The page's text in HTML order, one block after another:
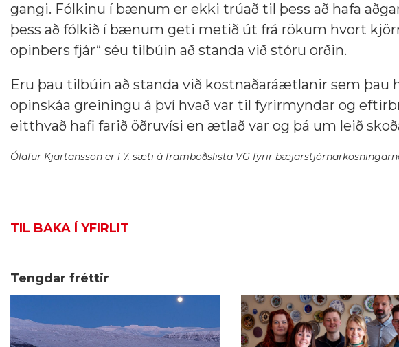
gangi. Fólkinu í bænum er ekki trúað til þess að hafa
þess að fólkið í bænum geti metið út frá rökum hvort
opinbers fjár“ séu tilbúin að standa við stóru orðin.
Eru þau tilbúin að standa við kostnaðaráætlanir sem
opinskáa greiningu á því hvað var til fyrirmyndar og
eitthvað hafi farið öðruvísi en ætlað var og þá um leið
Ólafur Kjartansson er í 7. sæti á framboðslista VG fyrir
TIL BAKA Í YFIRLIT
Tengdar fréttir